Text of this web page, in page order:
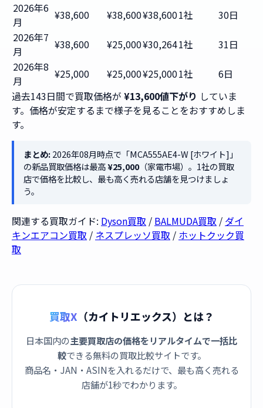
2026年6
月
¥38,600 ¥38,600¥38,6001社
30日
2026年7
月
¥38,600 ¥25,000¥30,2641社
31日
2026年8
月
¥25,000 ¥25,000¥25,0001社
6日
過去143日間で買取価格が ¥13,600値下がり していま
す。価格が安定するまで様子を見ることをおすすめしま
す。
まとめ:2026年08月時点で「MCA555AE4-W [ホワイト]」
の新品買取価格は最高¥25,000（家電市場）。1社の買取
店で価格を比較し、最も高く売れる店舗を見つけましょ
う。
関連する買取ガイド: Dyson買取 / BALMUDA買取 / ダイ
キンエアコン買取 / ネスプレッソ買取 / ホットクック買
取
買取X （カイトリエックス）とは？
日本国内の主要買取店の価格をリアルタイムで一括比
較できる無料の買取比較サイトです。
商品名・JAN・ASINを入れるだけで、最も高く売れる
店舗が1秒でわかります。